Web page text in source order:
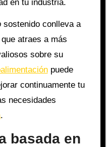
en tu industria.
sostenido conlleva a
atraes a más
sobre su
puede
continuamente tu
necesidades
.
basada en